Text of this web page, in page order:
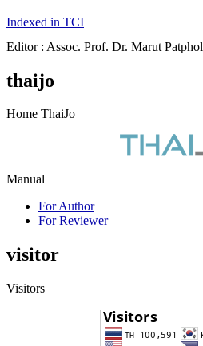
Indexed in TCI
Editor : Assoc. Prof. Dr. Marut Patphol
thaijo
Home ThaiJo
Manual
For Author
For Reviewer
visitor
Visitors